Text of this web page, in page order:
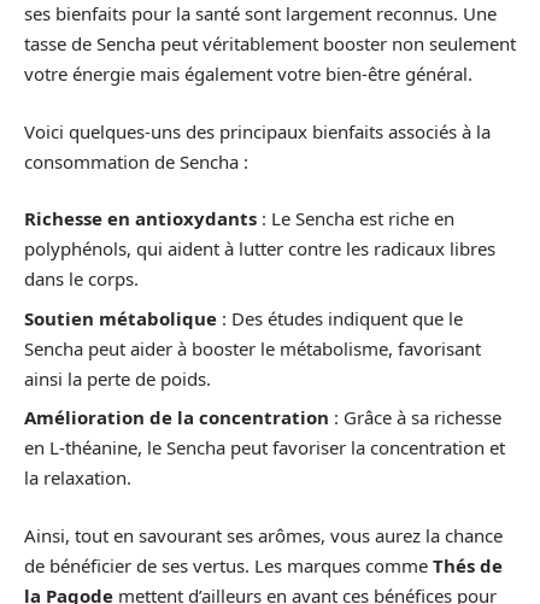
ses bienfaits pour la santé sont largement reconnus. Une
tasse de Sencha peut véritablement booster non seulement
votre énergie mais également votre bien-être général.
Voici quelques-uns des principaux bienfaits associés à la
consommation de Sencha :
Richesse en antioxydants : Le Sencha est riche en
polyphénols, qui aident à lutter contre les radicaux libres
dans le corps.
Soutien métabolique : Des études indiquent que le
Sencha peut aider à booster le métabolisme, favorisant
ainsi la perte de poids.
Amélioration de la concentration : Grâce à sa richesse
en L-théanine, le Sencha peut favoriser la concentration et
la relaxation.
Ainsi, tout en savourant ses arômes, vous aurez la chance
de bénéficier de ses vertus. Les marques comme Thés de
la Pagode mettent d’ailleurs en avant ces bénéfices pour